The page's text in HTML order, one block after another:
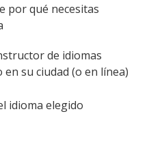
por qué necesitas
de idiomas
su ciudad (o en línea)
idioma elegido